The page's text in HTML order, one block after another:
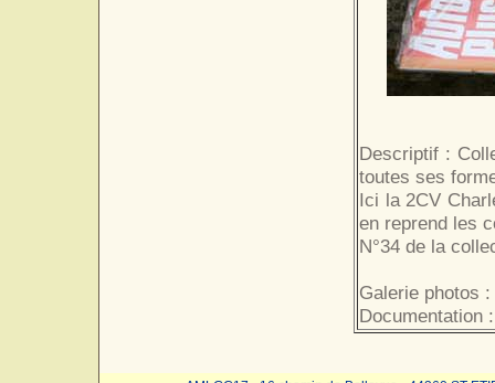
Descriptif :
toutes ses
Ici la 2CV
en reprend les
N°34 de la
Galerie photos :
Documentation :